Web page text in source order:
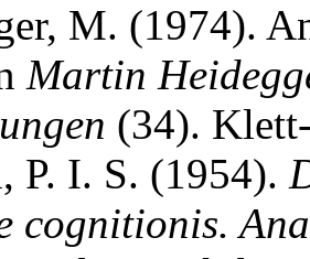
M. (1974).
Martin
(34).
P. I. S. (1954).
cognitionis.